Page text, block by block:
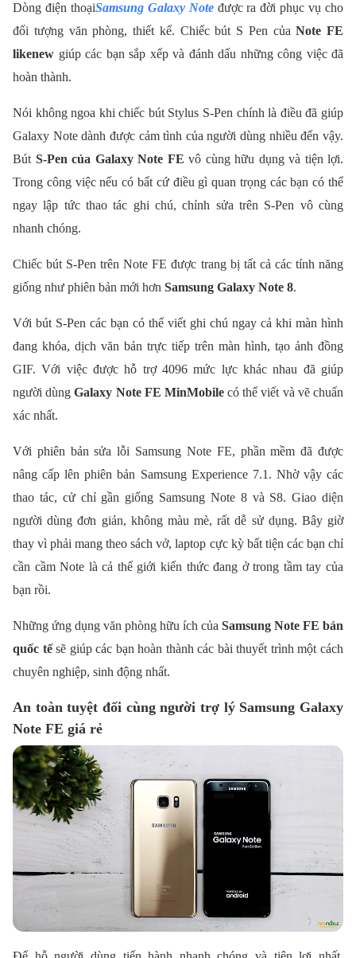
Dòng điện thoạiSamsung Galaxy Noteđược ra đời phục vụ cho
đối tượng văn phòng, thiết kế. Chiếc bút S Pen củaNote FE
likenew giúp các bạn sắp xếp và đánh dấu những công việc đã
hoàn thành.
Nói không ngoa khi chiếc bút Stylus S-Pen chính là điều đã giúp
Galaxy Note dành được cảm tình của người dùng nhiều đến vậy.
Bút S-Pen của Galaxy Note FE vô cùng hữu dụng và tiện lợi.
Trong công việc nếu có bất cứ điều gì quan trọng các bạn có thể
ngay lập tức thao tác ghi chú, chỉnh sửa trên S-Pen vô cùng
nhanh chóng.
Chiếc bút S-Pen trên Note FE được trang bị tất cả các tính năng
giống như phiên bản mới hơn Samsung Galaxy Note 8.
Với bút S-Pen các bạn có thể viết ghi chú ngay cả khi màn hình
đang khóa, dịch văn bản trực tiếp trên màn hình, tạo ảnh đồng
GIF. Với việc được hỗ trợ 4096 mức lực khác nhau đã giúp
người dùngGalaxy Note FE MinMobilecó thể viết và vẽ chuẩn
xác nhất.
Với phiên bản sửa lỗi Samsung Note FE, phần mềm đã được
nâng cấp lên phiên bản Samsung Experience 7.1. Nhờ vậy các
thao tác, cử chỉ gần giống Samsung Note 8 và S8. Giao diện
người dùng đơn giản, không màu mè, rất dễ sử dụng. Bây giờ
thay vì phải mang theo sách vở, laptop cực kỳ bất tiện các bạn chỉ
cần cầm Note là cả thế giới kiến thức đang ở trong tầm tay của
bạn rồi.
Những ứng dụng văn phòng hữu ích của Samsung Note FE bản
quốc tếsẽ giúp các bạn hoàn thành các bài thuyết trình một cách
chuyên nghiệp, sinh động nhất.
An toàn tuyệt đối cùng người trợ lý Samsung Galaxy
Note FE giá rẻ